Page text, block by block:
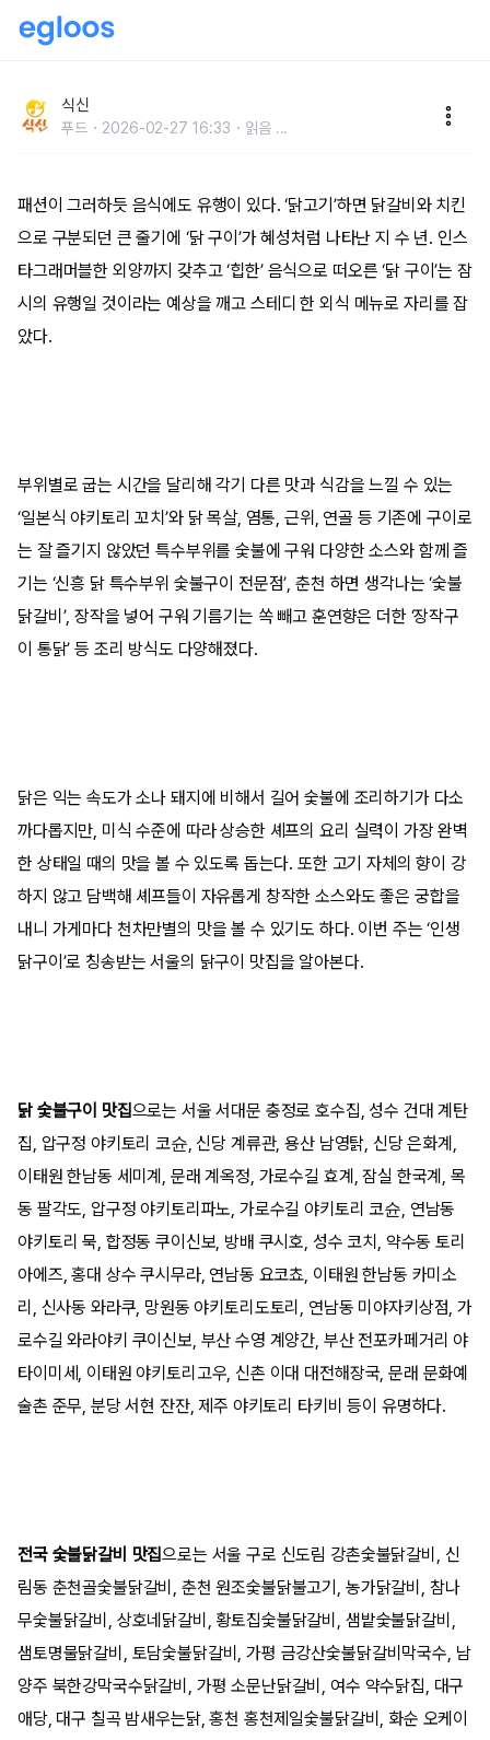
맛집 BEST 5
식신
푸드 2026-02-27 16:33 읽음 ...
패션이 그러하듯 음식에도 유행이 있다. ‘닭고기’하면 닭갈비와 치킨
으로 구분되던 큰 줄기에 ‘닭 구이’가 혜성처럼 나타난 지 수 년. 인스
타그래머블한 외양까지 갖추고 ‘힙한’ 음식으로 떠오른 ‘닭 구이’는 잠
시의 유행일 것이라는 예상을 깨고 스테디 한 외식 메뉴로 자리를 잡
았다.
부위별로 굽는 시간을 달리해 각기 다른 맛과 식감을 느낄 수 있는
‘일본식 야키토리 꼬치’와 닭 목살, 염통, 근위, 연골 등 기존에 구이로
는 잘 즐기지 않았던 특수부위를 숯불에 구워 다양한 소스와 함께 즐
기는 ‘신흥 닭 특수부위 숯불구이 전문점’, 춘천 하면 생각나는 ‘숯불
닭갈비’, 장작을 넣어 구워 기름기는 쏙 빼고 훈연향은 더한 ‘장작구
이 통닭’ 등 조리 방식도 다양해졌다.
닭은 익는 속도가 소나 돼지에 비해서 길어 숯불에 조리하기가 다소
까다롭지만, 미식 수준에 따라 상승한 셰프의 요리 실력이 가장 완벽
한 상태일 때의 맛을 볼 수 있도록 돕는다. 또한 고기 자체의 향이 강
하지 않고 담백해 셰프들이 자유롭게 창작한 소스와도 좋은 궁합을
내니 가게마다 천차만별의 맛을 볼 수 있기도 하다. 이번 주는 ‘인생
닭구이’로 칭송받는 서울의 닭구이 맛집을 알아본다.
닭 숯불구이 맛집으로는 서울 서대문 충정로 호수집, 성수 건대 계탄
집, 압구정 야키토리 코슌, 신당 계류관, 용산 남영탉, 신당 은화계,
이태원 한남동 세미계, 문래 계옥정, 가로수길 효계, 잠실 한국계, 목
동 팔각도, 압구정 야키토리파노, 가로수길 야키토리 코슌, 연남동
야키토리 묵, 합정동 쿠이신보, 방배 쿠시호, 성수 코치, 약수동 토리
아에즈, 홍대 상수 쿠시무라, 연남동 요코쵸, 이태원 한남동 카미소
리, 신사동 와라쿠, 망원동 야키토리도토리, 연남동 미야자키상점, 가
로수길 와라야키 쿠이신보, 부산 수영 계양간, 부산 전포카페거리 야
타이미세, 이태원 야키토리고우, 신촌 이대 대전해장국, 문래 문화예
술촌 준무, 분당 서현 잔잔, 제주 야키토리 타키비 등이 유명하다.
전국 숯불닭갈비 맛집으로는 서울 구로 신도림 강촌숯불닭갈비, 신
림동 춘천골숯불닭갈비, 춘천 원조숯불닭불고기, 농가닭갈비, 참나
무숯불닭갈비, 상호네닭갈비, 황토집숯불닭갈비, 샘밭숯불닭갈비,
샘토명물닭갈비, 토담숯불닭갈비, 가평 금강산숯불닭갈비막국수, 남
양주 북한강막국수닭갈비, 가평 소문난닭갈비, 여수 약수닭집, 대구
애당, 대구 칠곡 밤새우는닭, 홍천 홍천제일숯불닭갈비, 화순 오케이